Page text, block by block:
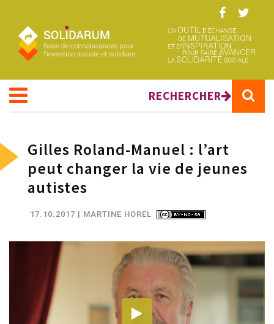
RECHERCHER
Gilles Roland-Manuel : l’art
peut changer la vie de jeunes
autistes
17.10.2017 | MARTINE HOREL